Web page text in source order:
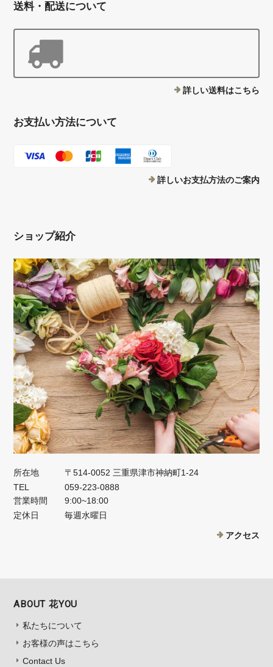
送料・配送について
詳しい送料はこちら
お支払い方法について
詳しいお支払方法のご案内
ショップ紹介
所在地
〒514-0052 三重県津市神納町1-24
TEL
059-223-0888
営業時間
9:00~18:00
定休日
毎週水曜日
アクセス
ABOUT 花YOU
私たちについて
お客様の声はこちら
Contact Us